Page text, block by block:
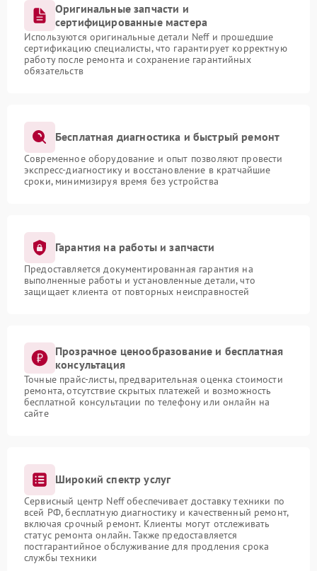
Оригинальные запчасти и
сертифицированные мастера
Используются оригинальные детали Neff и прошедшие
сертификацию специалисты, что гарантирует корректную
работу после ремонта и сохранение гарантийных
обязательств
Бесплатная диагностика и быстрый ремонт
Современное оборудование и опыт позволяют провести
экспресс-диагностику и восстановление в кратчайшие
сроки, минимизируя время без устройства
Гарантия на работы и запчасти
Предоставляется документированная гарантия на
выполненные работы и установленные детали, что
защищает клиента от повторных неисправностей
Прозрачное ценообразование и бесплатная
консультация
Точные прайс-листы, предварительная оценка стоимости
ремонта, отсутствие скрытых платежей и возможность
бесплатной консультации по телефону или онлайн на
сайте
Широкий спектр услуг
Сервисный центр Neff обеспечивает доставку техники по
всей РФ, бесплатную диагностику и качественный ремонт,
включая срочный ремонт. Клиенты могут отслеживать
статус ремонта онлайн. Также предоставляется
постгарантийное обслуживание для продления срока
службы техники